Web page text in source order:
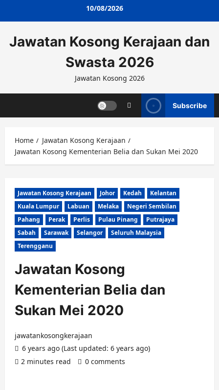
10/08/2026
Jawatan Kosong Kerajaan dan
Swasta 2026
Jawatan Kosong 2026
Subscribe
Home
Jawatan Kosong Kerajaan
Jawatan Kosong Kementerian Belia dan Sukan Mei 2020
Jawatan Kosong Kerajaan Johor Kedah
Kelantan
Kuala Lumpur
Labuan Melaka
Negeri Sembilan
Pahang
Perak Perlis Pulau Pinang
Putrajaya
Sabah
Sarawak Selangor
Seluruh Malaysia
Terengganu
Jawatan Kosong
Kementerian Belia dan
Sukan Mei 2020
jawatankosongkerajaan
6 years ago (Last updated: 6 years ago)
2 minutes read
0 comments